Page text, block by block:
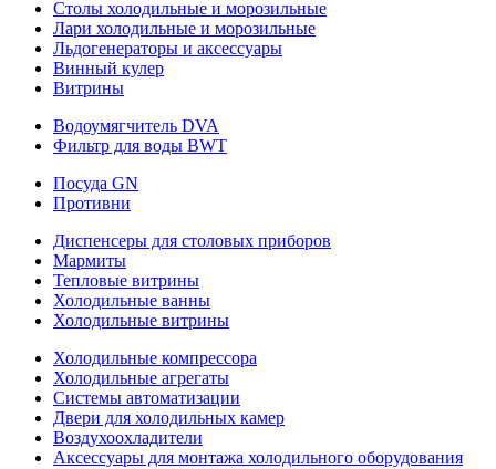
Столы холодильные и морозильные
Лари холодильные и морозильные
Льдогенераторы и аксессуары
Винный кулер
Витрины
Водоумягчитель DVA
Фильтр для воды BWT
Посуда GN
Противни
Диспенсеры для столовых приборов
Мармиты
Тепловые витрины
Холодильные ванны
Холодильные витрины
Холодильные компрессора
Холодильные агрегаты
Системы автоматизации
Двери для холодильных камер
Воздухоохладители
Аксессуары для монтажа холодильного оборудования